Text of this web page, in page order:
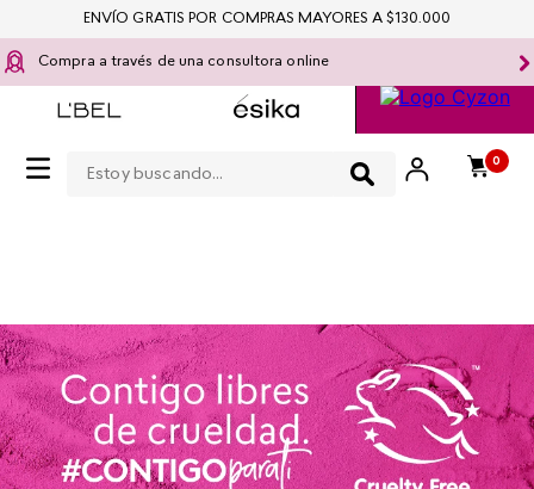
Compra a través de una consultora online
0
ENVÍO GRATIS POR COMPRAS MAYORES A $130.000